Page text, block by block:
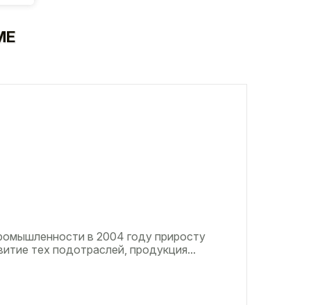
в 2004 году приросту
тех подотраслей, продукция...